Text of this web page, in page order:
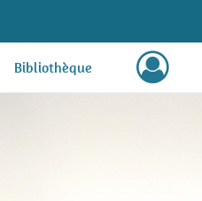
Bibliothèque